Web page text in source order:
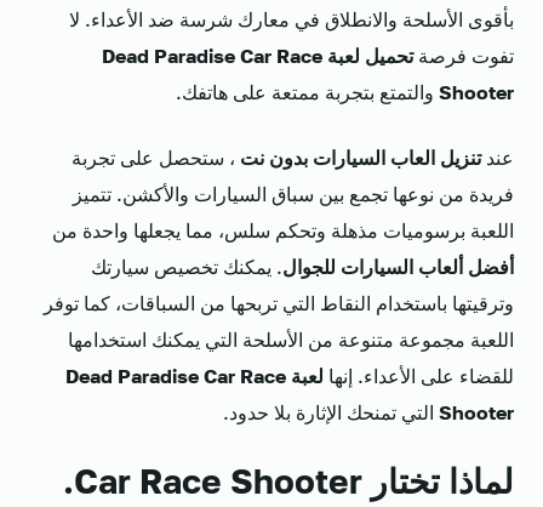
بأقوى الأسلحة والانطلاق في معارك شرسة ضد الأعداء. لا
تفوت فرصة
تحميل لعبة Dead Paradise Car Race
Shooter والتمتع بتجربة ممتعة على هاتفك.
عندتنزيل العاب السيارات بدون نت ، ستحصل على تجربة
فريدة من نوعها تجمع بين سباق السيارات والأكشن. تتميز
اللعبة برسوميات مذهلة وتحكم سلس، مما يجعلها واحدة من
أفضل ألعاب السيارات للجوال. يمكنك تخصيص سيارتك
وترقيتها باستخدام النقاط التي تربحها من السباقات، كما توفر
اللعبة مجموعة متنوعة من الأسلحة التي يمكنك استخدامها
للقضاء على الأعداء. إنها
لعبة Dead Paradise Car Race
Shooter التي تمنحك الإثارة بلا حدود.
لماذا تختار Car Race Shooter.